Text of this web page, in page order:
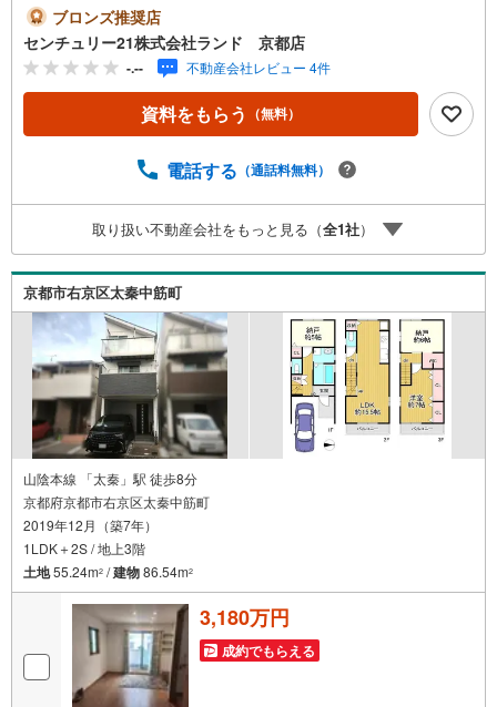
室入替・キッチン入替・洗面台入替・LD床フローリング貼
替・クロス貼替（令和6年3月）・間取り変更・床、壁、天
井やり替え・屋根貼替・建具新調・電気配線、給排水設
備・外壁・外構、駐車スペース物件に関するお問い合わせ
は（株）ランド 京都店までお気軽にお問い合わせくださ
いませ！＜センチュリー21ランドについて＞●センチュリ
線でご満足いただけるお住いを全力でお探し致します！●購
ご相談下さいませ！●リフォームのご相談も承っておりま
す。○京阪鴨東線 「出町柳」駅 徒歩約6分○営業時間:10:00
～20:00（火曜日・水曜日定休日※祝日は営業）事前にご連
絡いただけますと、スムーズにご案内が可能です。ご連絡
お待ちしております！
ブロンズ推奨店
センチュリー21株式会社ランド 京都店
-.-- 不動産会社レビュー 4件
資料をもらう （無料）
電話する （通話料無料）
取り扱い不動産会社をもっと見る（全1社）
京都市右京区太秦中筋町
山陰本線 「太秦」駅 徒歩8分
京都府京都市右京区太秦中筋町
2019年12月（築7年）
1LDK＋2S / 地上3階
土地55.24m2 /建物86.54m2
3,180万円
成約でもらえる